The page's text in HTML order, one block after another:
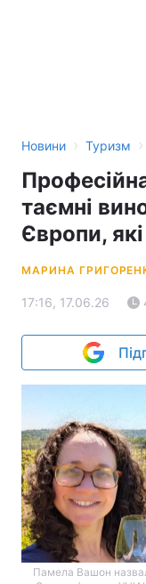
Новини › Туризм ›
таємні
Європи,
МАРИНА
17:16, 17.06.26
Памела Вашон